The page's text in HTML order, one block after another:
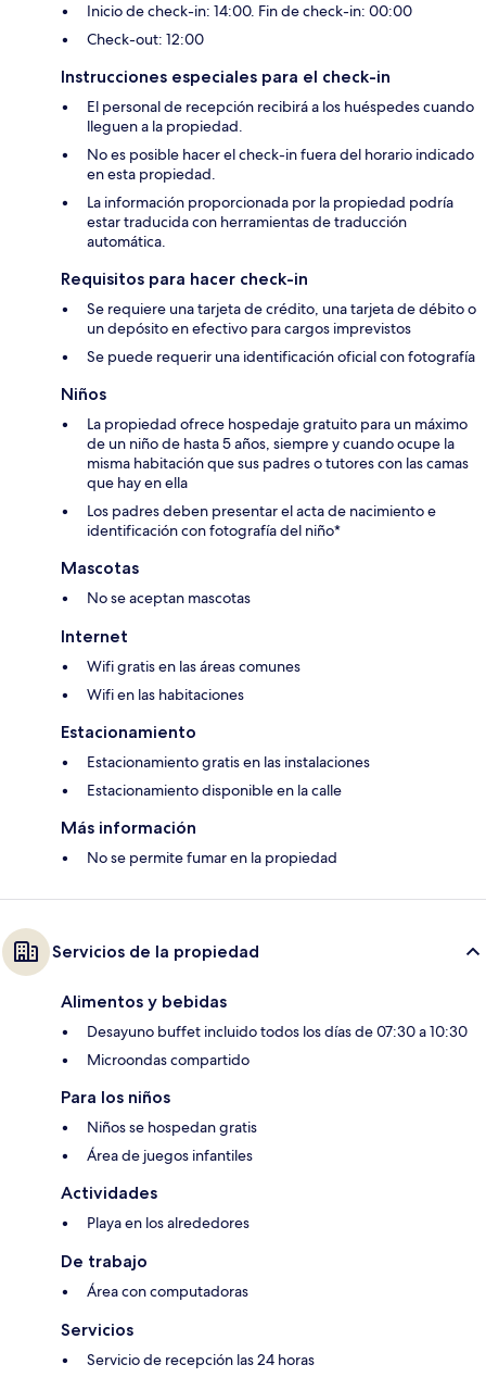
Inicio de check-in: 14:00. Fin de check-in: 00:00
Check-out: 12:00
Instrucciones especiales para el check-in
El personal de recepción recibirá a los huéspedes cuando
lleguen a la propiedad.
No es posible hacer el check-in fuera del horario indicado
en esta propiedad.
La información proporcionada por la propiedad podría
estar traducida con herramientas de traducción
automática.
Requisitos para hacer check-in
Se requiere una tarjeta de crédito, una tarjeta de débito o
un depósito en efectivo para cargos imprevistos
Se puede requerir una identificación oficial con fotografía
Niños
La propiedad ofrece hospedaje gratuito para un máximo
de un niño de hasta 5 años, siempre y cuando ocupe la
misma habitación que sus padres o tutores con las camas
que hay en ella
Los padres deben presentar el acta de nacimiento e
identificación con fotografía del niño*
Mascotas
No se aceptan mascotas
Internet
Wifi gratis en las áreas comunes
Wifi en las habitaciones
Estacionamiento
Estacionamiento gratis en las instalaciones
Estacionamiento disponible en la calle
Más información
No se permite fumar en la propiedad
Servicios de la propiedad
Alimentos y bebidas
Desayuno buffet incluido todos los días de 07:30 a 10:30
Microondas compartido
Para los niños
Niños se hospedan gratis
Área de juegos infantiles
Actividades
Playa en los alrededores
De trabajo
Área con computadoras
Servicios
Servicio de recepción las 24 horas